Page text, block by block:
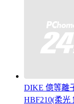
DIKE 億等離
HBF210(柔光